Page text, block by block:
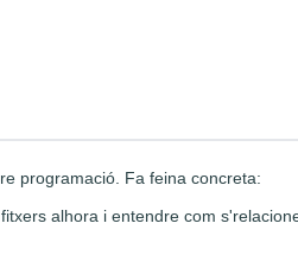
programació. Fa feina concreta:
alhora i entendre com